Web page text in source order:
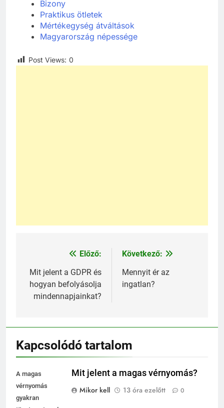
Bizony
Praktikus ötletek
Mértékegység átváltások
Magyarország népessége
Post Views: 0
Bejegyzés
navigáció
Előző:
Mit jelent a GDPR és
hogyan befolyásolja
mindennapjainkat?
Következő:
Mennyit ér az
ingatlan?
Kapcsolódó tartalom
A magas
vérnyomás
gyakran
Mit jelent a magas vérnyomás?
Mikor kell
13 óra ezelőtt 0